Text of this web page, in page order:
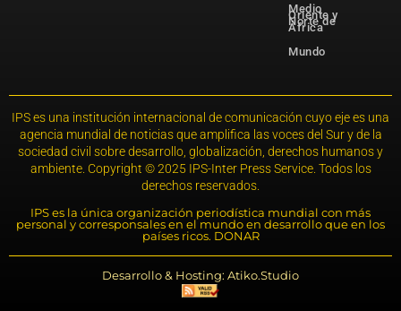
Medio
Oriente y
Norte de
África
Mundo
IPS es una institución internacional de comunicación cuyo eje es una
agencia mundial de noticias que amplifica las voces del Sur y de la
sociedad civil sobre desarrollo, globalización, derechos humanos y
ambiente. Copyright © 2025 IPS-Inter Press Service. Todos los
derechos reservados.
IPS es la única organización periodística mundial con más
personal y corresponsales en el mundo en desarrollo que en los
países ricos. DONAR
Desarrollo & Hosting: Atiko.Studio